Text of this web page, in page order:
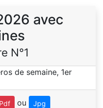
avec
N°1
Pdf ou Jpg